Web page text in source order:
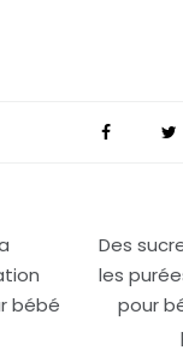
bébé
Des
les
pour